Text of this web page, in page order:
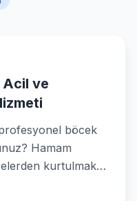
Acil ve
böcek
Hamam
kurtulmak